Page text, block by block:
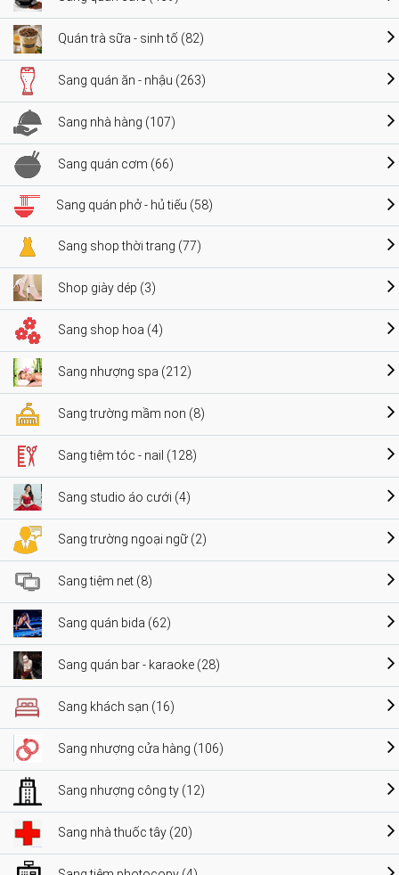
Quán trà sữa - sinh tố (82)
Sang quán ăn - nhậu (263)
Sang nhà hàng (107)
Sang quán cơm (66)
Sang quán phở - hủ tiếu (58)
Sang shop thời trang (77)
Shop giày dép (3)
Sang shop hoa (4)
Sang nhượng spa (212)
Sang trường mầm non (8)
Sang tiệm tóc - nail (128)
Sang studio áo cưới (4)
Sang trường ngoại ngữ (2)
Sang tiệm net (8)
Sang quán bida (62)
Sang quán bar - karaoke (28)
Sang khách sạn (16)
Sang nhượng cửa hàng (106)
Sang nhượng công ty (12)
Sang nhà thuốc tây (20)